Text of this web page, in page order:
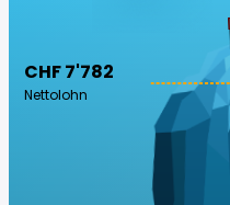
CHF 7'782
Nettolohn